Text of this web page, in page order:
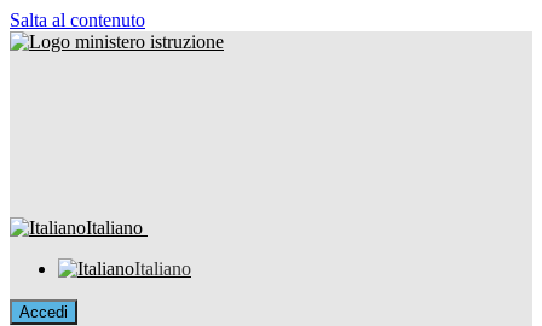
Salta al contenuto
Italiano
Italiano
Accedi